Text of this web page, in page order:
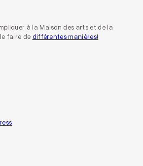
à la Maison des arts et de la
faire de différentes manières!